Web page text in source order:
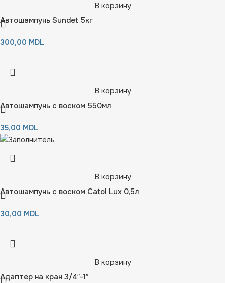
В корзину
Автошампунь Sundet 5кг
300,00 MDL
В корзину
Автошампунь с воском 550мл
35,00 MDL
В корзину
Автошампунь с воском Catol Lux 0,5л
30,00 MDL
В корзину
Адаптер на кран 3/4″-1″